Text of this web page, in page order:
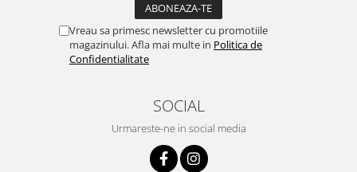
Vreau sa primesc newsletter cu promotiile
magazinului. Afla mai multe in Politica de
Confidentialitate
SOCIAL
Urmareste-ne in social media